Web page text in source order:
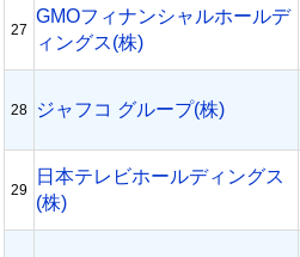
27
GMOフィナンシャルホールデ
ィングス(株)
28 ジャフコ グループ(株)
29
日本テレビホールディングス
(株)